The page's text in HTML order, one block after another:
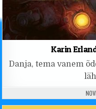
Karin
Danja, tema vanem